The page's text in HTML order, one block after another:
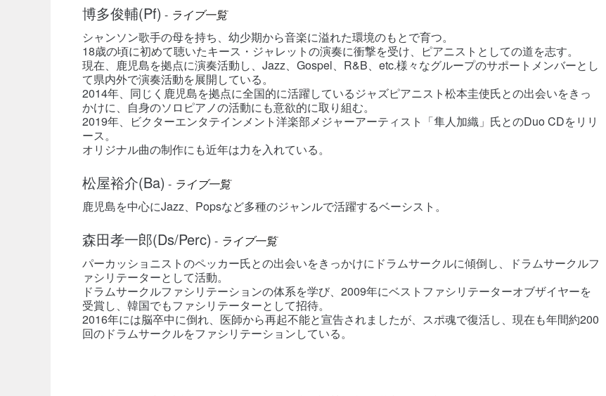
博多俊輔(Pf) - ライブ一覧
シャンソン歌手の母を持ち、幼少期から音楽に溢れた環境のもとで育つ。
18歳の頃に初めて聴いたキース・ジャレットの演奏に衝撃を受け、ピアニストとしての道を志す。
現在、鹿児島を拠点に演奏活動し、Jazz、Gospel、R&B、etc.様々なグループのサポートメンバーとし
て県内外で演奏活動を展開している。
2014年、同じく鹿児島を拠点に全国的に活躍しているジャズピアニスト松本圭使氏との出会いをきっ
かけに、自身のソロピアノの活動にも意欲的に取り組む。
2019年、ビクターエンタテインメント洋楽部メジャーアーティスト「隼人加織」氏とのDuo CDをリリ
ース。
オリジナル曲の制作にも近年は力を入れている。
松屋裕介(Ba) - ライブ一覧
鹿児島を中心にJazz、Popsなど多種のジャンルで活躍するベーシスト。
森田孝一郎(Ds/Perc) - ライブ一覧
パーカッショニストのペッカー氏との出会いをきっかけにドラムサークルに傾倒し、ドラムサークルフ
ァシリテーターとして活動。
ドラムサークルファシリテーションの体系を学び、2009年にベストファシリテーターオブザイヤーを
受賞し、韓国でもファシリテーターとして招待。
2016年には脳卒中に倒れ、医師から再起不能と宣告されましたが、スポ魂で復活し、現在も年間約200
回のドラムサークルをファシリテーションしている。